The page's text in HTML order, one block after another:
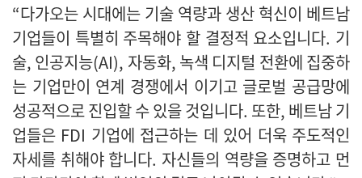
“다가오는 시대에는 기술 역량과 생산 혁신이 베트남
기업들이 특별히 주목해야 할 결정적 요소입니다. 기
술, 인공지능(AI), 자동화, 녹색 디지털 전환에 집중하
는 기업만이 연계 경쟁에서 이기고 글로벌 공급망에
성공적으로 진입할 수 있을 것입니다. 또한, 베트남 기
업들은 FDI 기업에 접근하는 데 있어 더욱 주도적인
자세를 취해야 합니다. 자신들의 역량을 증명하고 먼